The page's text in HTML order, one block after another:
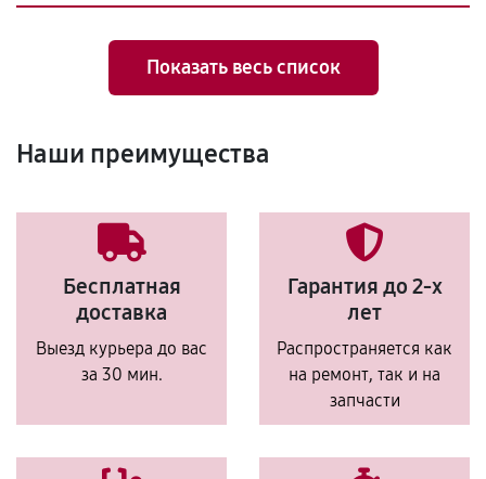
Показать весь список
Наши преимущества
Бесплатная
доставка
Выезд курьера до вас
за 30 мин.
Гарантия до 2-х
лет
Распространяется как
на ремонт, так и на
запчасти